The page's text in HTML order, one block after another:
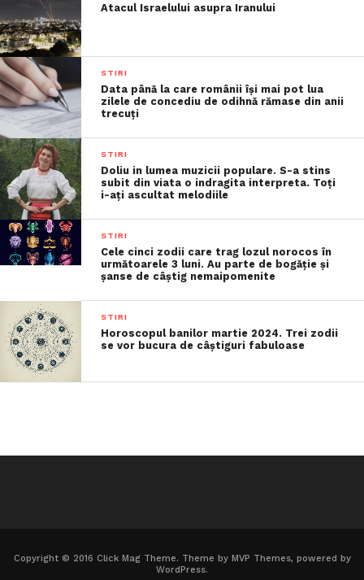
Atacul Israelului asupra Iranului
STIRI
Data până la care românii îşi mai pot lua
zilele de concediu de odihnă rămase din anii
trecuţi
STIRI
Doliu in lumea muzicii populare. S-a stins
subit din viata o indragita interpreta. Toți
i-ați ascultat melodiile
STIRI
Cele cinci zodii care trag lozul norocos în
următoarele 3 luni. Au parte de bogăție și
șanse de câștig nemaipomenite
STIRI
Horoscopul banilor martie 2024. Trei zodii
se vor bucura de câștiguri fabuloase
Copyright © 2016 Click Mag Theme. Theme by MVP Themes, powered by
WordPress.